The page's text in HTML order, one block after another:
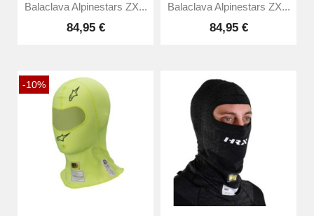
Balaclava Alpinestars ZX...
84,95 €
Balaclava Alpinestars ZX...
84,95 €
-10%